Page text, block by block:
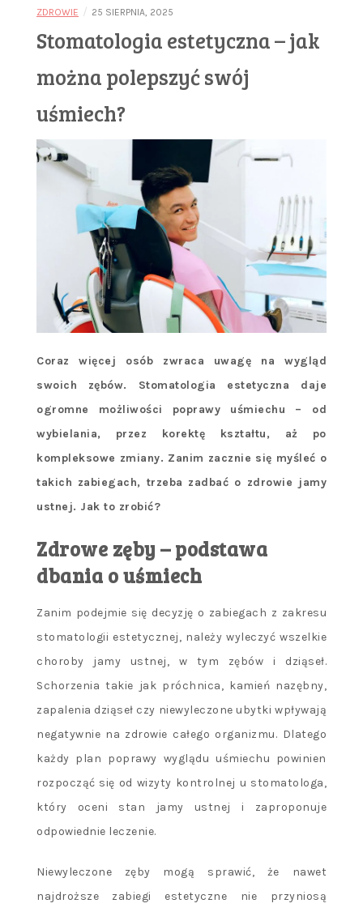
ZDROWIE / 25 SIERPNIA, 2025
Stomatologia estetyczna – jak
można polepszyć swój
uśmiech?
Coraz więcej osób zwraca uwagę na wygląd
swoich zębów. Stomatologia estetyczna daje
ogromne możliwości poprawy uśmiechu – od
wybielania, przez korektę kształtu, aż po
kompleksowe zmiany. Zanim zacznie się myśleć o
takich zabiegach, trzeba zadbać o zdrowie jamy
ustnej. Jak to zrobić?
Zdrowe zęby – podstawa
dbania o uśmiech
Zanim podejmie się decyzję o zabiegach z zakresu
stomatologii estetycznej, należy wyleczyć wszelkie
choroby jamy ustnej, w tym zębów i dziąseł.
Schorzenia takie jak próchnica, kamień nazębny,
zapalenia dziąseł czy niewyleczone ubytki wpływają
negatywnie na zdrowie całego organizmu. Dlatego
każdy plan poprawy wyglądu uśmiechu powinien
rozpocząć się od wizyty kontrolnej u stomatologa,
który oceni stan jamy ustnej i zaproponuje
odpowiednie leczenie.
Niewyleczone zęby mogą sprawić, że nawet
najdroższe zabiegi estetyczne nie przyniosą